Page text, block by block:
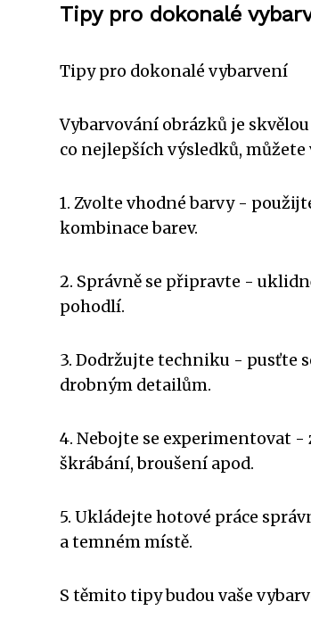
Tipy pro dokonalé
Tipy pro dokonalé vybarvení
Vybarvování obrázků je
co nejlepších výsledků,
1. Zvolte vhodné barvy -
kombinace barev.
2. Správně se připravte -
pohodlí.
3. Dodržujte techniku - pusťte
drobným detailům.
4. Nebojte se experimentovat
škrábání, broušení apod.
5. Ukládejte hotové práce
a temném místě.
S těmito tipy budou vaše